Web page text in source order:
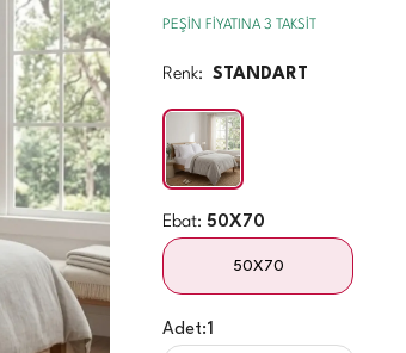
PEŞİN FİYATINA 3 TAKSİT
Renk: STANDART
Ebat: 50X70
50X70
Adet:1